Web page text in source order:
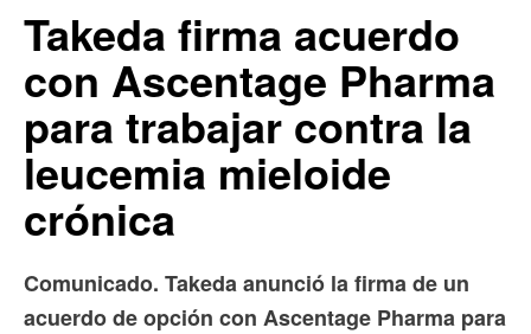
Takeda firma acuerdo
con Ascentage Pharma
para trabajar contra la
leucemia mieloide
crónica
Comunicado. Takeda anunció la firma de un
acuerdo de opción con Ascentage Pharma para